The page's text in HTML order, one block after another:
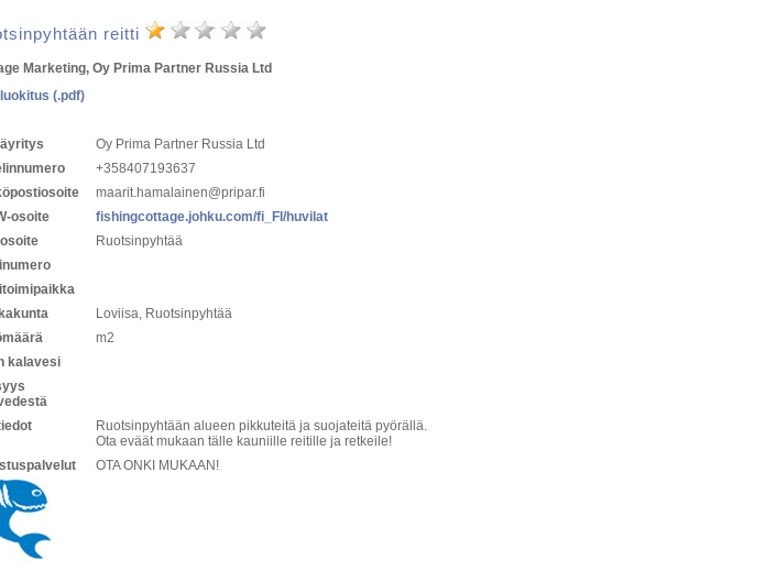
reitti
Marketing, Oy Prima Partner Russia Ltd
(.pdf)
Oy Prima Partner Russia Ltd
+358407193637
maarit.hamalainen@pripar.fi
osoite
fishingcottage.johku.com/fi_FI/huvilat
Ruotsinpyhtää
Loviisa, Ruotsinpyhtää
m2
kalavesi
Ruotsinpyhtään alueen pikkuteitä ja suojateitä pyörällä.
Ota eväät mukaan tälle kauniille reitille ja retkeile!
OTA ONKI MUKAAN!